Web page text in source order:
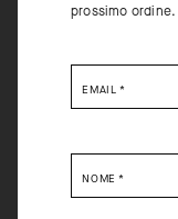
prossimo ordine.
EMAIL *
NOME *